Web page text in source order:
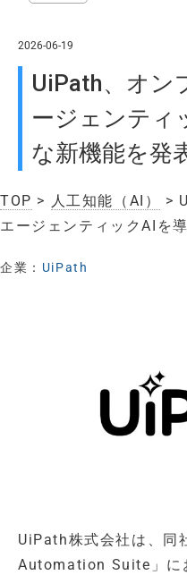
2026-06-19
UiPath、オン
ージェンティ
な新機能を発
TOP > 人工知能（AI）
>
エージェンティックAIを
企業： UiPath
UiPath株式会社は、同
Automation Suite」に